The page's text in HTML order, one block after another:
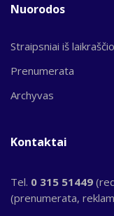
Nuorodos
Straipsniai iš laikraščio
Prenumerata
Archyvas
Kontaktai
Tel. 0 315 51449
(prenumerata,